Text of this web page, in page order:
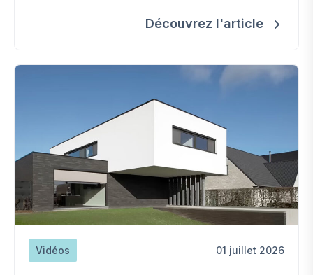
Découvrez l'article
Vidéos 01 juillet 2026